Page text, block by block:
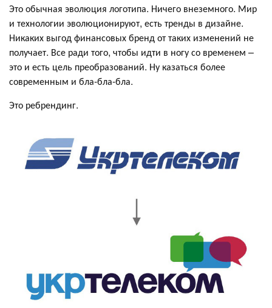
Это обычная эволюция логотипа. Ничего внеземного. Мир
и технологии эволюционируют, есть тренды в дизайне.
Никаких выгод финансовых бренд от таких изменений не
получает. Все ради того, чтобы идти в ногу со временем –
это и есть цель преобразований. Ну казаться более
современным и бла-бла-бла.
Это ребрендинг.